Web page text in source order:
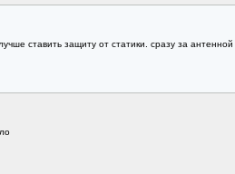
ставить защиту от статики. сразу за